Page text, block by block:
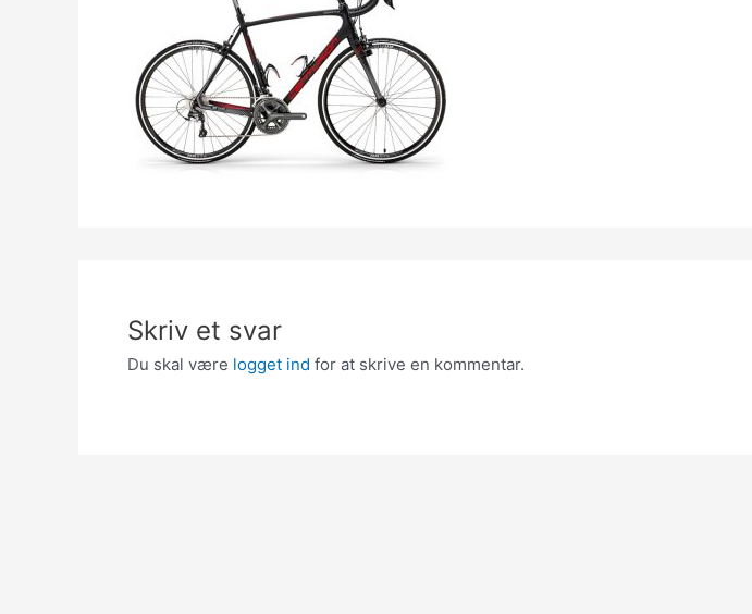
Skriv et svar
Du skal være logget ind for at skrive en kommentar.